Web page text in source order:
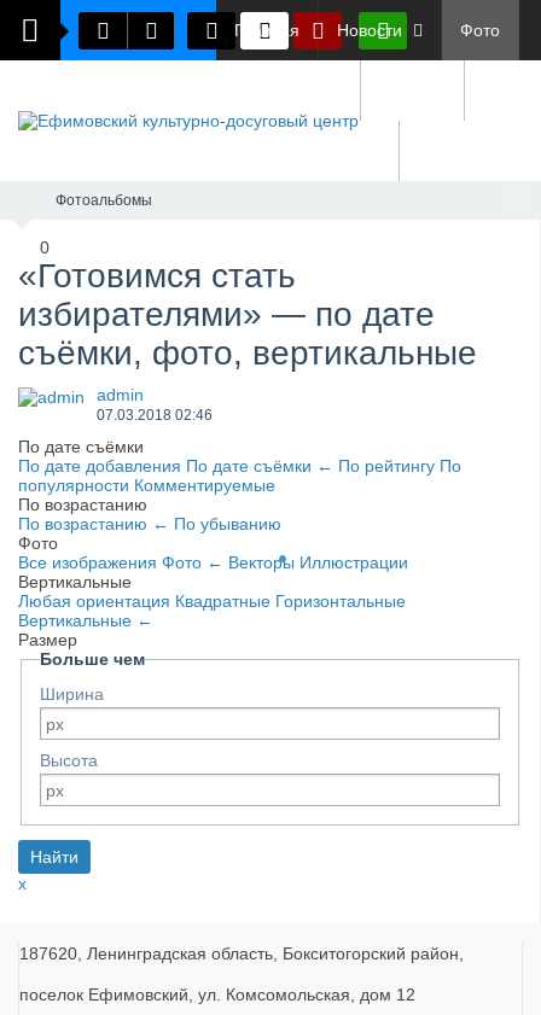
Главная Новости Фото
Фотоальбомы
0
«Готовимся стать
избирателями» — по дате
съёмки, фото, вертикальные
admin
07.03.2018 02:46
По дате съёмки
По дате добавления По дате съёмки ← По рейтингу По
популярности Комментируемые
По возрастанию
По возрастанию ← По убыванию
Фото
Все изображения Фото ← Векторы Иллюстрации
Вертикальные
Любая ориентация Квадратные Горизонтальные
Вертикальные ←
Размер
Больше чем
Ширина
Высота
x
187620, Ленинградская область, Бокситогорский район,
поселок Ефимовский, ул. Комсомольская, дом 12